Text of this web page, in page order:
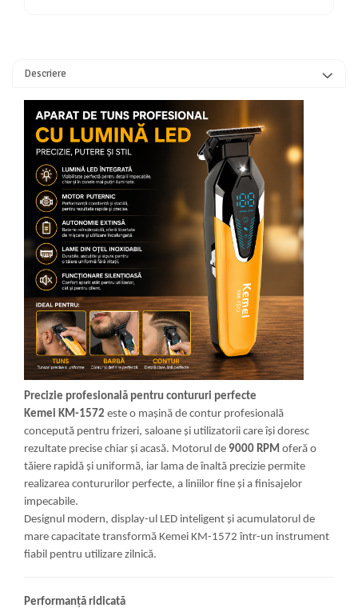
Descriere
Precizie profesională pentru contururi perfecte
Kemei KM-1572 este o mașină de contur profesională
concepută pentru frizeri, saloane și utilizatorii care își doresc
rezultate precise chiar și acasă. Motorul de 9000 RPM oferă o
tăiere rapidă și uniformă, iar lama de înaltă precizie permite
realizarea contururilor perfecte, a liniilor fine și a finisajelor
impecabile.
Designul modern, display-ul LED inteligent și acumulatorul de
mare capacitate transformă Kemei KM-1572 într-un instrument
fiabil pentru utilizare zilnică.
Performanță ridicată